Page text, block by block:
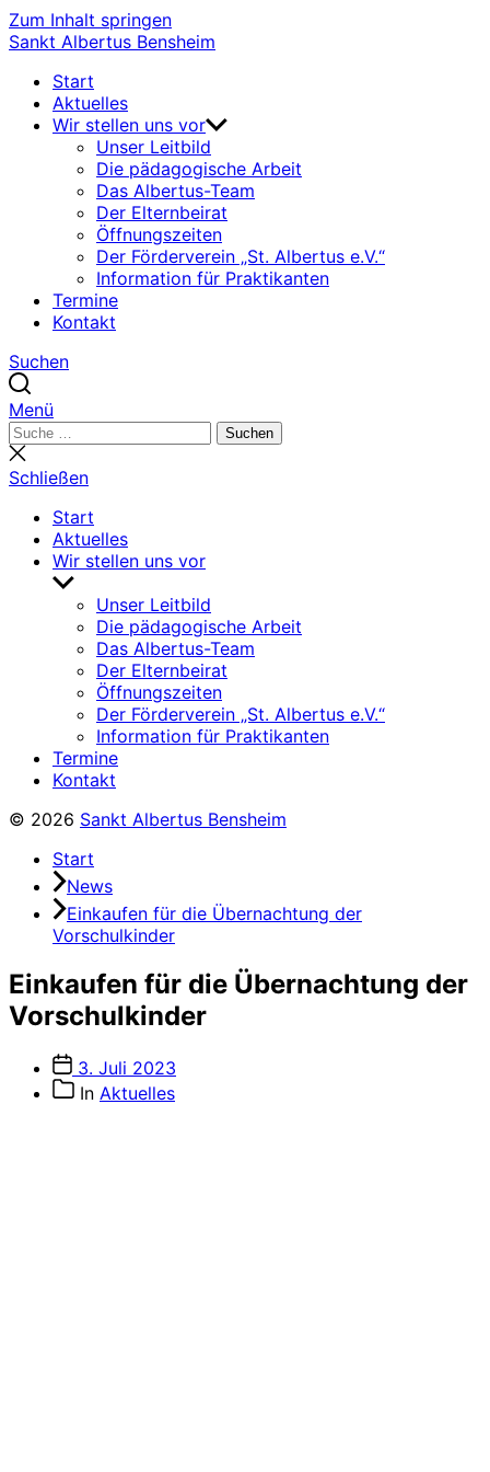
Zum Inhalt springen
Sankt Albertus Bensheim
Start
Aktuelles
Wir stellen uns vor
Unser Leitbild
Die pädagogische Arbeit
Das Albertus-Team
Der Elternbeirat
Öffnungszeiten
Der Förderverein „St. Albertus e.V.“
Information für Praktikanten
Termine
Kontakt
Suchen
Menü
Suchen
nach:
Suchen
Suche
schließen
Schließen
Start
Aktuelles
Wir stellen uns vor
Untermenü
anzeigenUnser Leitbild
Die pädagogische Arbeit
Das Albertus-Team
Der Elternbeirat
Öffnungszeiten
Der Förderverein „St. Albertus e.V.“
Information für Praktikanten
Termine
Kontakt
© 2026 Sankt Albertus Bensheim
Start
News
Einkaufen für die Übernachtung der
Vorschulkinder
Einkaufen für die Übernachtung der
Vorschulkinder
Veröffentlichungsdatum
3. Juli 2023
Beitragskategorien
In Aktuelles